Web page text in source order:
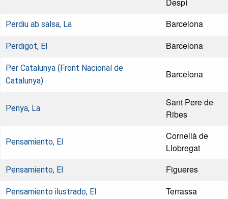
Despí
Perdiu ab salsa, La Barcelona
Perdigot, El Barcelona
Per Catalunya (Front Nacional de
Catalunya)
Barcelona
Penya, La
Sant Pere de
Ribes
Pensamiento, El
Cornellà de
Llobregat
Pensamiento, El Figueres
Pensamiento ilustrado, El Terrassa